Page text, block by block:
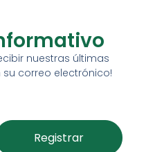
nuestras últimas
correo electrónico!